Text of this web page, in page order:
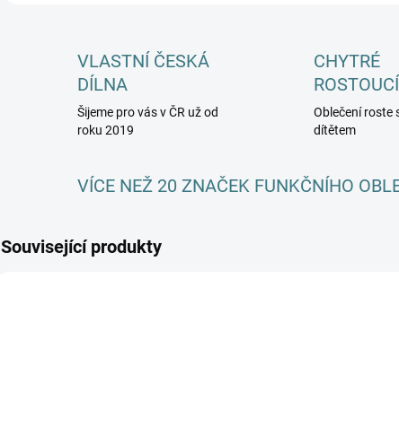
VLASTNÍ ČESKÁ
DÍLNA
Šijeme pro vás v ČR už od
roku 2019
CHYTRÉ
Oblečení roste
dítětem
VÍCE NEŽ 20 ZNAČEK FUNKČNÍHO
Související produkty